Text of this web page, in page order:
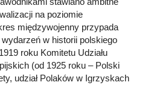
na poziomie
międzywojenny przypada
w historii polskiego
roku Komitetu Udziału
(od 1925 roku – Polski
udział Polaków w Igrzyskach